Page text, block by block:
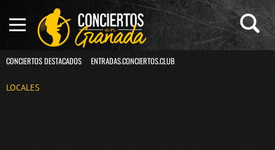
CONCIERTOS DESTACADOS ENTRADAS.CONCIERTOS.CLUB
LOCALES